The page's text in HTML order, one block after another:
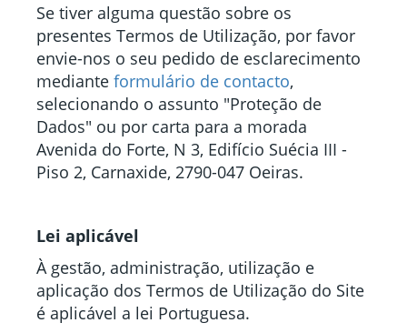
Se tiver alguma questão sobre os
presentes Termos de Utilização, por favor
envie-nos o seu pedido de esclarecimento
mediante formulário de contacto,
selecionando o assunto "Proteção de
Dados" ou por carta para a morada
Avenida do Forte, N 3, Edifício Suécia III -
Piso 2, Carnaxide, 2790-047 Oeiras.
Lei aplicável
À gestão, administração, utilização e
aplicação dos Termos de Utilização do Site
é aplicável a lei Portuguesa.